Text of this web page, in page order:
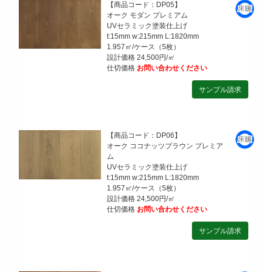
【商品コード：DP05】
オーク モダン プレミアム
UVセラミック塗装仕上げ
t:15mm w:215mm L:1820mm
1.957㎡/ケース（5枚）
設計価格 24,500円/㎡
仕切価格 お問い合わせください
【商品コード：DP06】
オーク ココナッツブラウン プレミア
ム
UVセラミック塗装仕上げ
t:15mm w:215mm L:1820mm
1.957㎡/ケース（5枚）
設計価格 24,500円/㎡
仕切価格 お問い合わせください